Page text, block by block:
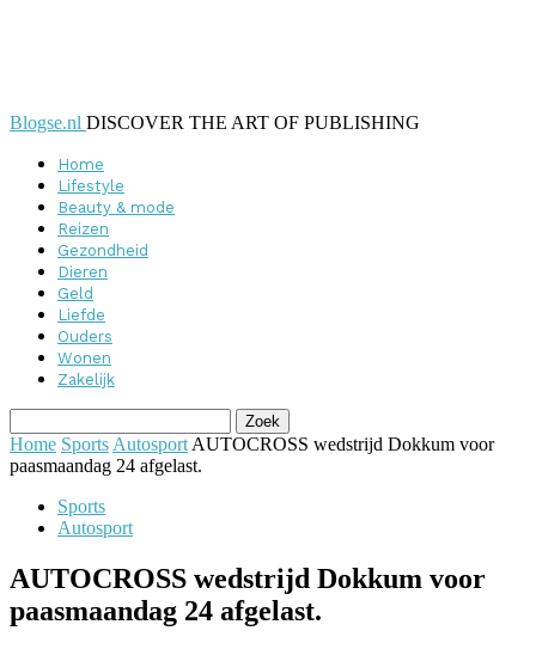
Blogse.nl DISCOVER THE ART OF PUBLISHING
Home
Lifestyle
Beauty & mode
Reizen
Gezondheid
Dieren
Geld
Liefde
Ouders
Wonen
Zakelijk
Home Sports Autosport AUTOCROSS wedstrijd Dokkum voor
paasmaandag 24 afgelast.
Sports
Autosport
AUTOCROSS wedstrijd Dokkum voor
paasmaandag 24 afgelast.